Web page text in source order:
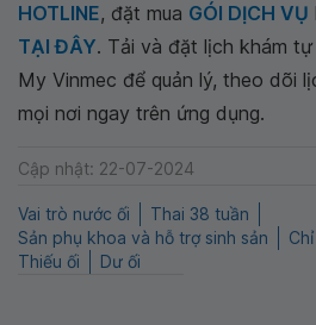
HOTLINE, đặt mua GÓI DỊCH VỤ
TẠI ĐÂY. Tải và đặt lịch khám
My Vinmec để quản lý, theo dõi
mọi nơi ngay trên ứng dụng.
Cập nhật: 22-07-2024
Vai trò nước ối
Thai 38 tuần
Sản phụ khoa và hỗ trợ sinh sản
Thiếu ối
Dư ối